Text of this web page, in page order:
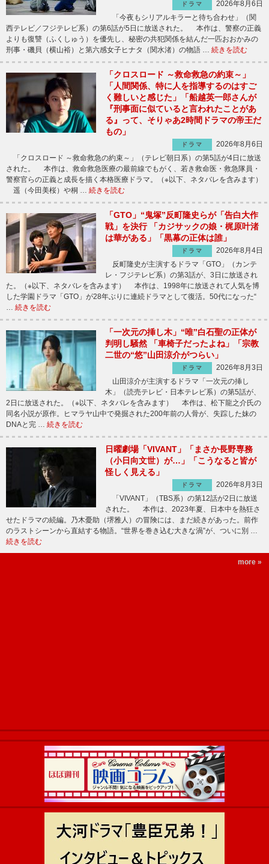
ドラマ
2026年8月6日
「今夜もシリアルキラーと待ち合わせ」（関
西テレビ／フジテレビ系）の第6話が5日に放送された。 本作は、警察の正義
よりも復讐（ふくしゅう）を優先し、秘密の共犯関係を結んだ一匹おおかみの
刑事・磯貝（横山裕）と第六感女子ヒナタ（関水渚）の物語 … 続きを読む
「クロスロード ～救命救急の約束～」
「人間関係、特に人を指導するのはすご
く難しいと感じた」「船越英一郎さんが
『刑事面に似ていると言われたことがあ
る』って、そりゃあ2時間ドラマの帝王だ
もの」
ドラマ
2026年8月6日
「クロスロード ～救命救急の約束～」（テレビ朝日系）の第5話が4日に放送
された。 本作は、救命救急医療の最前線でもがく、若き救命医・救急隊員・
警察官らの正義と成長を描く本格医療ドラマ。（※以下、ネタバレを含みます）
遥（今田美桜）や桐 … 続きを読む
「GTO」“鬼塚”反町隆史らが「告白大作
戦」を決行 「カジサックの娘・梶原叶渚
は華がある」「黒幕の正体は誰」
ドラマ
2026年8月4日
反町隆史が主演するドラマ「GTO」（カンテ
レ・フジテレビ系）の第3話が、3日に放送され
た。（※以下、ネタバレを含みます） 本作は、1998年に放送されて人気を博
した学園ドラマ「GTO」が28年ぶりに連続ドラマとして復活。50代になった“
… 続きを読む
「一次元の挿し木」“唯”白石聖の正体が
判明し騒然 「車椅子だったよね」「宗教
二世の“悠”山田涼介がつらい」
ドラマ
2026年8月3日
山田涼介が主演するドラマ「一次元の挿し
木」（読売テレビ・日本テレビ系）の第5話が、
2日に放送された。（※以下、ネタバレを含みます） 本作は、松下龍之介氏の
同名小説が原作。ヒマラヤ山中で発掘された200年前の人骨が、失踪した妹の
DNAと完 … 続きを読む
日曜劇場「VIVANT」「まさか長野専務
（小日向文世）が…」「こうなると皆が
怪しく見える」
ドラマ
2026年8月3日
「VIVANT」（TBS系）の第12話が2日に放送
された。 本作は、2023年夏、日本中を熱狂さ
せたドラマの続編。乃木憂助（堺雅人）の冒険には、まだ続きがあった。前作
のラストシーンから直結する物語。“世界を巻き込む大きな渦”が、ついに別 …
続きを読む
more »